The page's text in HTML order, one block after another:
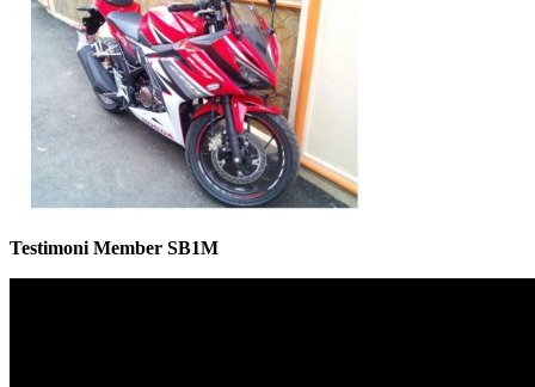
Testimoni Member SB1M